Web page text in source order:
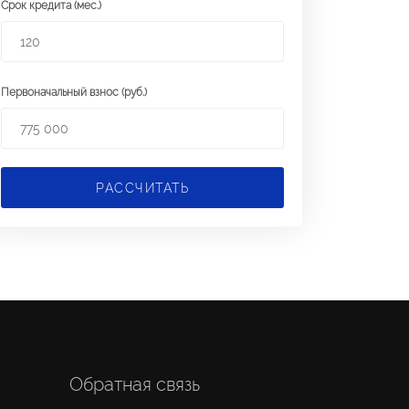
Срок кредита (мес.)
Первоначальный взнос (руб.)
РАССЧИТАТЬ
Обратная связь